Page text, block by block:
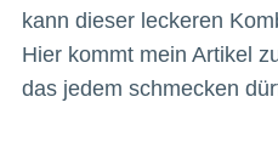
kann dieser leckeren
Hier kommt mein Artikel
das jedem schmecken